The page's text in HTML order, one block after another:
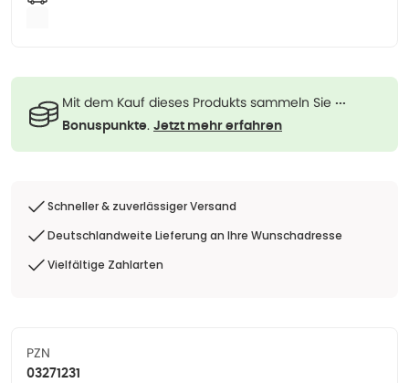
Mit dem Kauf dieses Produkts sammeln Sie ···
Bonuspunkte. Jetzt mehr erfahren
Schneller & zuverlässiger Versand
Deutschlandweite Lieferung an Ihre Wunschadresse
Vielfältige Zahlarten
PZN
03271231